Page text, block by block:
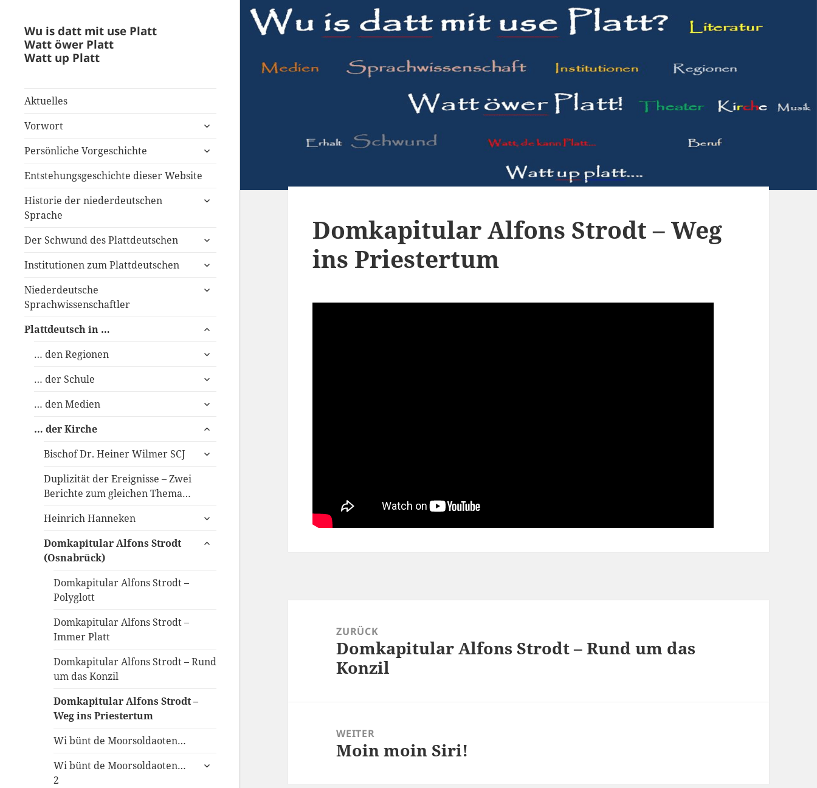
Wu is datt mit use Platt
Watt öwer Platt
Watt up Platt
Aktuelles
Vorwort
untermenü
Persönliche Vorgeschichte
untermenü
Entstehungsgeschichte dieser Website
Historie der niederdeutschen
Sprache
untermenü
Der Schwund des Plattdeutschen
untermenü
Institutionen zum Plattdeutschen
untermenü
Niederdeutsche
Sprachwissenschaftler
untermenü
Plattdeutsch in …
untermenü
… den Regionen
untermenü
… der Schule
untermenü
… den Medien
untermenü
… der Kirche
untermenü
Bischof Dr. Heiner Wilmer SCJ
untermenü
Duplizität der Ereignisse – Zwei
Berichte zum gleichen Thema…
Heinrich Hanneken
untermenü
Domkapitular Alfons Strodt
(Osnabrück)
untermenü
Domkapitular Alfons Strodt –
Polyglott
Domkapitular Alfons Strodt –
Immer Platt
Domkapitular Alfons Strodt – Rund
um das Konzil
Domkapitular Alfons Strodt –
Weg ins Priestertum
Wi bünt de Moorsoldaoten…
Wi bünt de Moorsoldaoten…
2
untermenü
Domkapitular Alfons Strodt – Weg
ins Priestertum
ZURÜCK
Vorheriger
Beitrag:
Domkapitular Alfons Strodt – Rund um das
Konzil
WEITER
Nächster
Moin moin Siri!